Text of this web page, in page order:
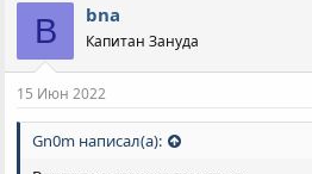
B bna
Капитан Зануда
15 Июн 2022
Gn0m написал(а):